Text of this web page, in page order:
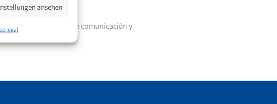
ansehen
legalde varios medios de comunicación y